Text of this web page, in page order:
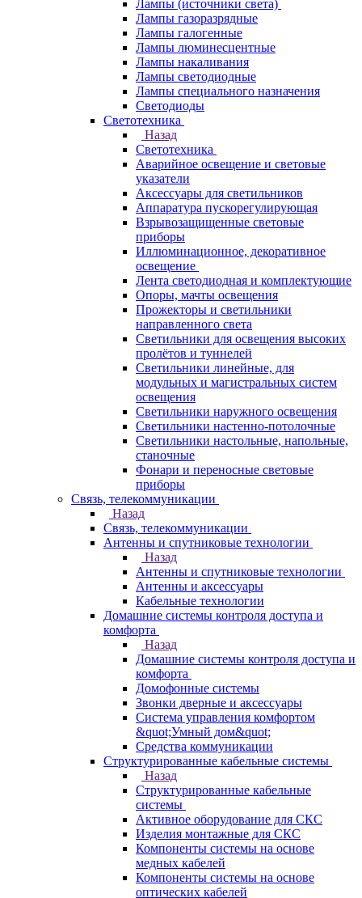
Лампы (источники света)
Лампы газоразрядные
Лампы галогенные
Лампы люминесцентные
Лампы накаливания
Лампы светодиодные
Лампы специального назначения
Светодиоды
Светотехника
Назад
Светотехника
Аварийное освещение и световые
указатели
Аксессуары для светильников
Аппаратура пускорегулирующая
Взрывозащищенные световые
приборы
Иллюминационное, декоративное
освещение
Лента светодиодная и комплектующие
Опоры, мачты освещения
Прожекторы и светильники
направленного света
Светильники для освещения высоких
пролётов и туннелей
Светильники линейные, для
модульных и магистральных систем
освещения
Светильники наружного освещения
Светильники настенно-потолочные
Светильники настольные, напольные,
станочные
Фонари и переносные световые
приборы
Связь, телекоммуникации
Назад
Связь, телекоммуникации
Антенны и спутниковые технологии
Назад
Антенны и спутниковые технологии
Антенны и аксессуары
Кабельные технологии
Домашние системы контроля доступа и
комфорта
Назад
Домашние системы контроля доступа и
комфорта
Домофонные системы
Звонки дверные и аксессуары
Система управления комфортом
&quot;Умный дом&quot;
Средства коммуникации
Структурированные кабельные системы
Назад
Структурированные кабельные
системы
Активное оборудование для СКС
Изделия монтажные для СКС
Компоненты системы на основе
медных кабелей
Компоненты системы на основе
оптических кабелей